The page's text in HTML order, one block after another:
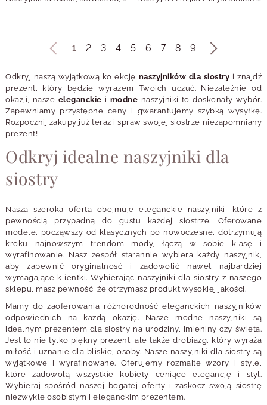
1 2 3 4 5 6 7 8 9
Odkryj naszą wyjątkową kolekcję naszyjników dla siostry i znajdź
prezent, który będzie wyrazem Twoich uczuć. Niezależnie od
okazji, nasze eleganckie i modne naszyjniki to doskonały wybór.
Zapewniamy przystępne ceny i gwarantujemy szybką wysyłkę.
Rozpocznij zakupy już teraz i spraw swojej siostrze niezapomniany
prezent!
Odkryj idealne naszyjniki dla
siostry
Nasza szeroka oferta obejmuje eleganckie naszyjniki, które z
pewnością przypadną do gustu każdej siostrze. Oferowane
modele, począwszy od klasycznych po nowoczesne, dotrzymują
kroku najnowszym trendom mody, łączą w sobie klasę i
wyrafinowanie. Nasz zespół starannie wybiera każdy naszyjnik,
aby zapewnić oryginalność i zadowolić nawet najbardziej
wymagające klientki. Wybierając naszyjniki dla siostry z naszego
sklepu, masz pewność, że otrzymasz produkt wysokiej jakości.
Mamy do zaoferowania różnorodność eleganckich naszyjników
odpowiednich na każdą okazję. Nasze modne naszyjniki są
idealnym prezentem dla siostry na urodziny, imieniny czy święta.
Jest to nie tylko piękny prezent, ale także drobiazg, który wyraża
miłość i uznanie dla bliskiej osoby. Nasze naszyjniki dla siostry są
wyjątkowe i wyrafinowane. Oferujemy rozmaite wzory i style,
które zadowolą wszystkie kobiety ceniące elegancję i styl.
Wybieraj spośród naszej bogatej oferty i zaskocz swoją siostrę
niezwykle osobistym i eleganckim prezentem.